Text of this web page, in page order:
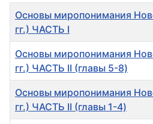
Заголовок
Основы миропонимания
гг.) ЧАСТЬ I
Основы миропонимания
гг.) ЧАСТЬ II (главы 5-8)
Основы миропонимания
гг.) ЧАСТЬ II (главы 1-4)